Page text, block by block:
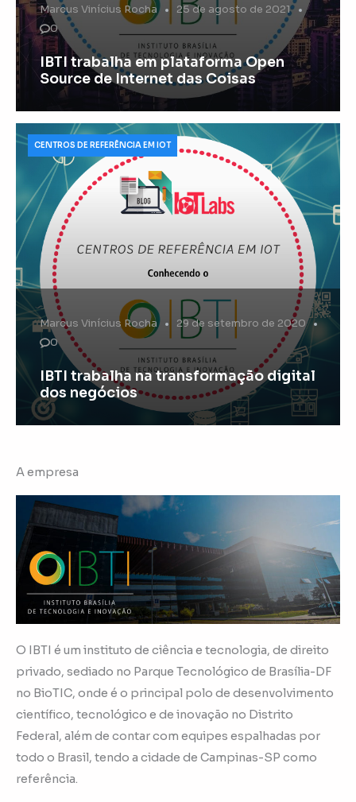
Marcus Vinícius Rocha
25 de agosto de 2021
0
IBTI trabalha em plataforma Open
Source de Internet das Coisas
Marcus Vinícius Rocha
29 de setembro de 2020
0
IBTI trabalha na transformação digital
dos negócios
CENTROS DE REFERÊNCIA EM IOT
A empresa
O IBTI é um instituto de ciência e tecnologia, de direito
privado, sediado no Parque Tecnológico de Brasília-DF
no BioTIC, onde é o principal polo de desenvolvimento
científico, tecnológico e de inovação no Distrito
Federal, além de contar com equipes espalhadas por
todo o Brasil, tendo a cidade de Campinas-SP como
referência.